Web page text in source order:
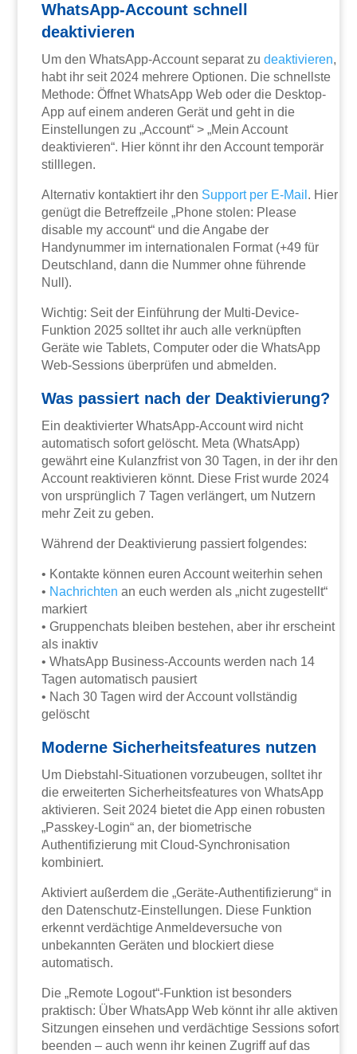
WhatsApp-Account schnell
deaktivieren
Um den WhatsApp-Account separat zudeaktivieren,
habt ihr seit 2024 mehrere Optionen. Die schnellste
Methode: Öffnet WhatsApp Web oder die Desktop-
App auf einem anderen Gerät und geht in die
Einstellungen zu „Account“ > „Mein Account
deaktivieren“. Hier könnt ihr den Account temporär
stilllegen.
Alternativ kontaktiert ihr den Support per E-Mail . Hier
genügt die Betreffzeile „Phone stolen: Please
disable my account“ und die Angabe der
Handynummer im internationalen Format (+49 für
Deutschland, dann die Nummer ohne führende
Null).
Wichtig: Seit der Einführung der Multi-Device-
Funktion 2025 solltet ihr auch alle verknüpften
Geräte wie Tablets, Computer oder die WhatsApp
Web-Sessions überprüfen und abmelden.
Was passiert nach der Deaktivierung?
Ein deaktivierter WhatsApp-Account wird nicht
automatisch sofort gelöscht. Meta (WhatsApp)
gewährt eine Kulanzfrist von 30 Tagen, in der ihr den
Account reaktivieren könnt. Diese Frist wurde 2024
von ursprünglich 7 Tagen verlängert, um Nutzern
mehr Zeit zu geben.
Während der Deaktivierung passiert folgendes:
• Kontakte können euren Account weiterhin sehen
• Nachrichten an euch werden als „nicht zugestellt“
markiert
• Gruppenchats bleiben bestehen, aber ihr erscheint
als inaktiv
• WhatsApp Business-Accounts werden nach 14
Tagen automatisch pausiert
• Nach 30 Tagen wird der Account vollständig
gelöscht
Moderne Sicherheitsfeatures nutzen
Um Diebstahl-Situationen vorzubeugen, solltet ihr
die erweiterten Sicherheitsfeatures von WhatsApp
aktivieren. Seit 2024 bietet die App einen robusten
„Passkey-Login“ an, der biometrische
Authentifizierung mit Cloud-Synchronisation
kombiniert.
Aktiviert außerdem die „Geräte-Authentifizierung“ in
den Datenschutz-Einstellungen. Diese Funktion
erkennt verdächtige Anmeldeversuche von
unbekannten Geräten und blockiert diese
automatisch.
Die „Remote Logout“-Funktion ist besonders
praktisch: Über WhatsApp Web könnt ihr alle aktiven
Sitzungen einsehen und verdächtige Sessions sofort
beenden – auch wenn ihr keinen Zugriff auf das